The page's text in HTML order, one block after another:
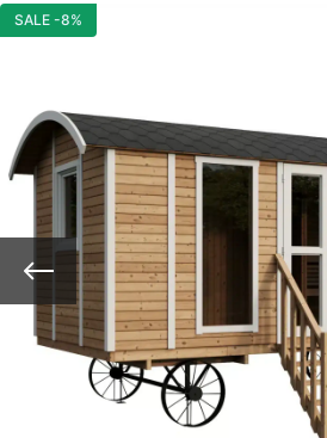
SALE -8%